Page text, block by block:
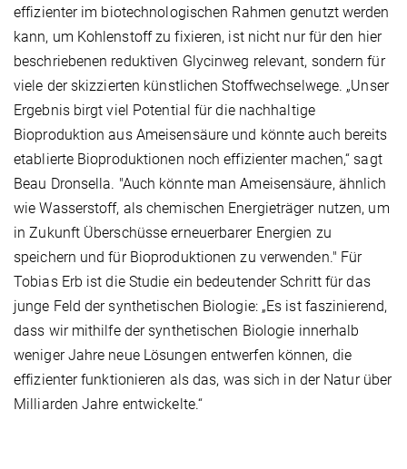
effizienter im biotechnologischen Rahmen genutzt werden
kann, um Kohlenstoff zu fixieren, ist nicht nur für den hier
beschriebenen reduktiven Glycinweg relevant, sondern für
viele der skizzierten künstlichen Stoffwechselwege. „Unser
Ergebnis birgt viel Potential für die nachhaltige
Bioproduktion aus Ameisensäure und könnte auch bereits
etablierte Bioproduktionen noch effizienter machen,“ sagt
Beau Dronsella. "Auch könnte man Ameisensäure, ähnlich
wie Wasserstoff, als chemischen Energieträger nutzen, um
in Zukunft Überschüsse erneuerbarer Energien zu
speichern und für Bioproduktionen zu verwenden." Für
Tobias Erb ist die Studie ein bedeutender Schritt für das
junge Feld der synthetischen Biologie: „Es ist faszinierend,
dass wir mithilfe der synthetischen Biologie innerhalb
weniger Jahre neue Lösungen entwerfen können, die
effizienter funktionieren als das, was sich in der Natur über
Milliarden Jahre entwickelte.“